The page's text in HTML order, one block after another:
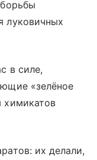
луковичных
в силе,
«зелёное
химикатов
их делали,